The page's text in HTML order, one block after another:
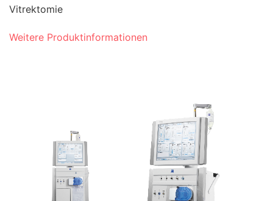
Vitrektomie
Weitere Produktinformationen